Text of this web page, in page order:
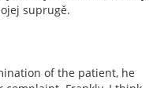
suprugě.
of the patient, he